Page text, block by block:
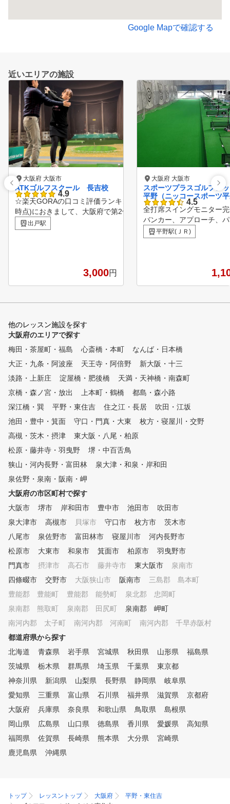
Google Mapで確認する
近いエリアの施設
大阪府 大阪市
ATKゴルフスクール 長吉校
4.9
☆楽天GORAの口コミ評価ランキング(※2024年7月15日
時点)におきまして、大阪府で第2位(全273 施設中)にラン
クインいたしました！！ ランキングページ https://gora.g
olf.rakuten.co.jp/doc/special/ranking/lesson-kuchikomi/os
会手続きや受講回数の縛りは無く、その都度１回払いで
で、レッスン開催日の時間内でしたらいつでも可能です
問い合わせ下さい。 空いてる時間帯ですと生徒数１人の
場合もありますし、混んでいる時は４人くらいの場合も
あります。 初めてクラブを握るような初心者も沢山いま
すし、シングルハンデの上級者や競技ゴルファーまで、
幅広いレベルの生徒さんがいますので、どのレベルの方
でも大歓迎です！ 男女比は半々くらいで、年齢層は14歳
る方が多いですが、月に１回～２回の方もいますので、
お好きなペースで受講して頂ければと思います。 練習場
でのレッスンの他に、 ラウンドレッスン(月に６回～８回
開催)や、 クラブフィッティング(クラブについての相談)
等も行っています。
出戸駅
3,000円
大阪府 大阪市
スポーツプラスゴルフレ
平野（ニッコースポーツ
）
4.5
全打席スイングモニター
バンカー、アプローチ、
、傾斜練習場があります
合フィットネスクラブに
も取組む事が出来ます。 【UG
取り、Utilizing（利用）、
最大限に使い、優しく身
イプに合ったスイングを
けることを目標としてい
筋肉に頼って力を発揮す
はなく、重力による負担
入れ、体幹部の筋肉を伸
き出すことで力を生み出
た効率的かつ、楽な動き
平野駅(ＪＲ)
他のレッスン施設を探す
大阪府のエリアで探す
梅田・茶屋町・福島
心斎橋・本町
なんば・日本橋
大正・九条・阿波座
天王寺・阿倍野
新大阪・十三
淡路・上新庄
淀屋橋・肥後橋
天満・天神橋・南森町
京橋・森ノ宮・放出
上本町・鶴橋
都島・森小路
深江橋・巽
平野・東住吉 住之江・長居
吹田・江坂
池田・豊中・箕面
守口・門真・大東
枚方・寝屋川・交野
高槻・茨木・摂津
東大阪・八尾・柏原
松原・藤井寺・羽曳野
堺・中百舌鳥
狭山・河内長野・富田林
泉大津・和泉・岸和田
泉佐野・泉南・阪南・岬
大阪府の市区町村で探す
大阪市
堺市 岸和田市 豊中市 池田市
吹田市
泉大津市
高槻市 貝塚市 守口市 枚方市
茨木市
八尾市
泉佐野市 富田林市 寝屋川市
河内長野市
松原市
大東市 和泉市 箕面市 柏原市
羽曳野市
門真市
摂津市 高石市 藤井寺市 東大阪市
泉南市
四條畷市
交野市 大阪狭山市 阪南市
三島郡 島本町
豊能郡 豊能町
豊能郡 能勢町
泉北郡 忠岡町
泉南郡 熊取町
泉南郡 田尻町
泉南郡 岬町
南河内郡 太子町
南河内郡 河南町
南河内郡 千早赤阪村
都道府県から探す
北海道
青森県 岩手県 宮城県 秋田県 山形県
福島県
茨城県
栃木県 群馬県 埼玉県 千葉県
東京都
神奈川県
新潟県 山梨県 長野県 静岡県
岐阜県
愛知県
三重県 富山県 石川県 福井県 滋賀県
京都府
大阪府
兵庫県 奈良県 和歌山県 鳥取県
島根県
岡山県
広島県 山口県 徳島県 香川県 愛媛県
高知県
福岡県
佐賀県 長崎県 熊本県 大分県
宮崎県
鹿児島県
沖縄県
トップ レッスントップ 大阪府
平野・東住吉